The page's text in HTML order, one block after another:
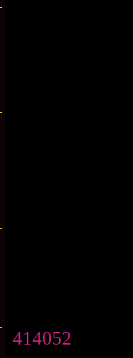
414052